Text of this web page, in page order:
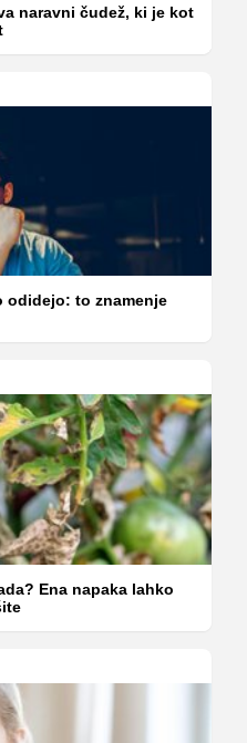
naravni čudež, ki je kot
odidejo: to znamenje
Ena napaka lahko